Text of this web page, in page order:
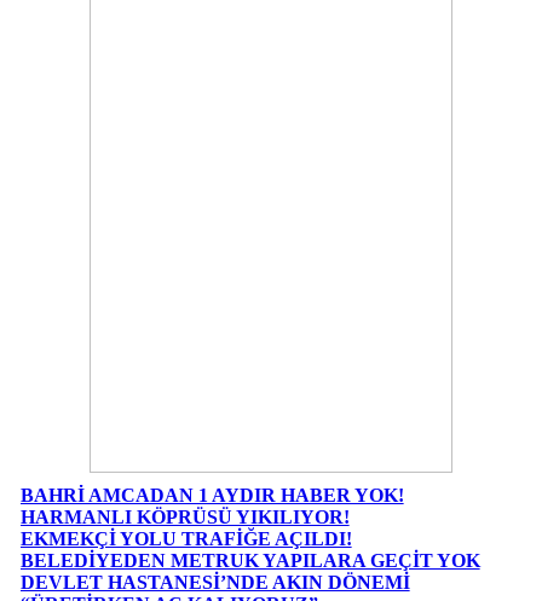
BAHRİ AMCADAN 1 AYDIR HABER YOK!
HARMANLI KÖPRÜSÜ YIKILIYOR!
EKMEKÇİ YOLU TRAFİĞE AÇILDI!
BELEDİYEDEN METRUK YAPILARA GEÇİT YOK
DEVLET HASTANESİ’NDE AKIN DÖNEMİ